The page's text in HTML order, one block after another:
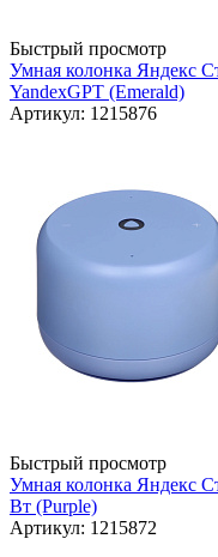
Быстрый просмотр
Умная колонка Яндекс
YandexGPT (Emerald)
Артикул: 1215876
Быстрый просмотр
Умная колонка Яндекс
Вт (Purple)
Артикул: 1215872